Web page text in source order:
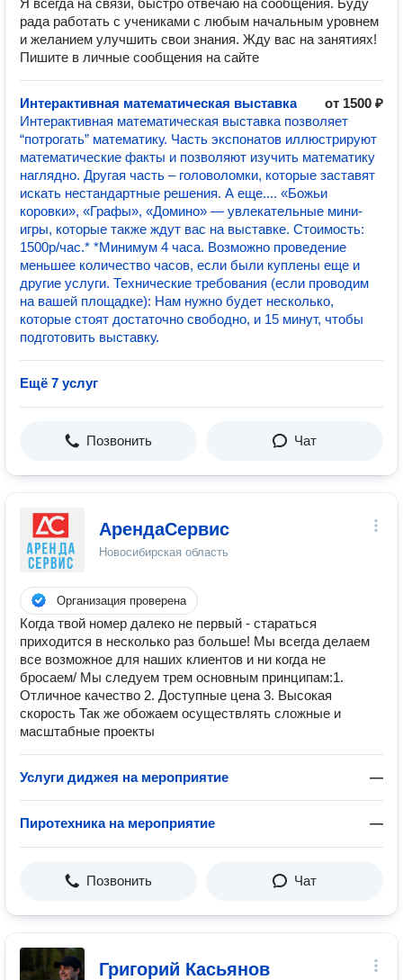
Я всегда на связи, быстро отвечаю на сообщения. Буду
рада работать с учениками с любым начальным уровнем
и желанием улучшить свои знания. Жду вас на занятиях!
Пишите в личные сообщения на сайте
Интерактивная математическая выставка
от 1500 ₽
Интерактивная математическая выставка позволяет
“потрогать” математику. Часть экспонатов иллюстрируют
математические факты и позволяют изучить математику
наглядно. Другая часть – головоломки, которые заставят
искать нестандартные решения. А еще.... «Божьи
коровки», «Графы», «Домино» — увлекательные мини-
игры, которые также ждут вас на выставке. Стоимость:
1500р/час.* *Минимум 4 часа. Возможно проведение
меньшее количество часов, если были куплены еще и
другие услуги. Технические требования (если проводим
на вашей площадке): Нам нужно будет несколько,
которые стоят достаточно свободно, и 15 минут, чтобы
подготовить выставку.
Ещё 7 услуг
Позвонить Чат
АрендаСервис
Новосибирская область
Организация проверена
Когда твой номер далеко не первый - стараться
приходится в несколько раз больше! Мы всегда делаем
все возможное для наших клиентов и ни когда не
бросаем/ Мы следуем трем основным принципам:​ 1.
Отличное качество 2. Доступные цена 3. Высокая
скорость Так же обожаем осуществлять сложные и
масштабные проекты
Услуги диджея на мероприятие —
Пиротехника на мероприятие —
Позвонить Чат
Григорий Касьянов